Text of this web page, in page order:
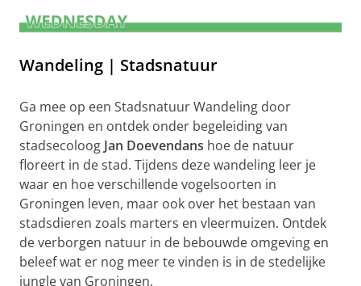
Wandeling | Stadsnatuur
Ga mee op een Stadsnatuur Wandeling door
Groningen en ontdek onder begeleiding van
stadsecoloog Jan Doevendans hoe de natuur
floreert in de stad. Tijdens deze wandeling leer je
waar en hoe verschillende vogelsoorten in
Groningen leven, maar ook over het bestaan van
stadsdieren zoals marters en vleermuizen. Ontdek
de verborgen natuur in de bebouwde omgeving en
beleef wat er nog meer te vinden is in de stedelijke
jungle van Groningen.